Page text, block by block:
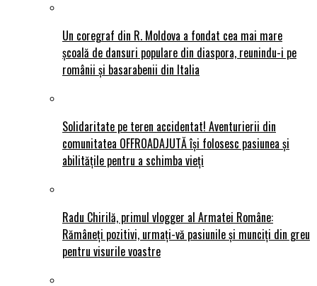
Un coregraf din R. Moldova a fondat cea mai mare
școală de dansuri populare din diaspora, reunindu-i pe
românii și basarabenii din Italia
Solidaritate pe teren accidentat! Aventurierii din
comunitatea OFFROADAJUTĂ își folosesc pasiunea și
abilitățile pentru a schimba vieți
Radu Chirilă, primul vlogger al Armatei Române:
Rămâneți pozitivi, urmați-vă pasiunile și munciți din greu
pentru visurile voastre